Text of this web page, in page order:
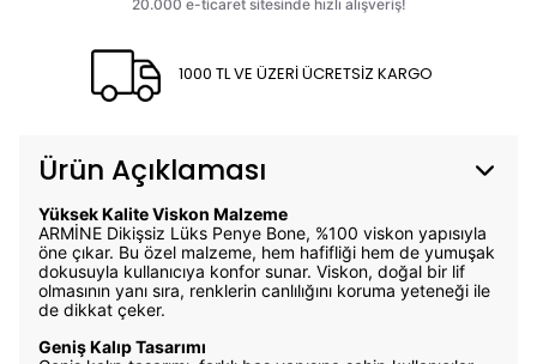
1000 TL VE ÜZERİ ÜCRETSİZ KARGO
Ürün Açıklaması
Yüksek Kalite Viskon Malzeme
ARMİNE Dikişsiz Lüks Penye Bone, %100 viskon yapısıyla
öne çıkar. Bu özel malzeme, hem hafifliği hem de yumuşak
dokusuyla kullanıcıya konfor sunar. Viskon, doğal bir lif
olmasının yanı sıra, renklerin canlılığını koruma yeteneği ile
de dikkat çeker.
Geniş Kalıp Tasarımı